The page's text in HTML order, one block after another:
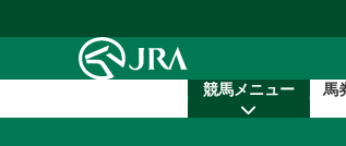
競馬メニュー 馬